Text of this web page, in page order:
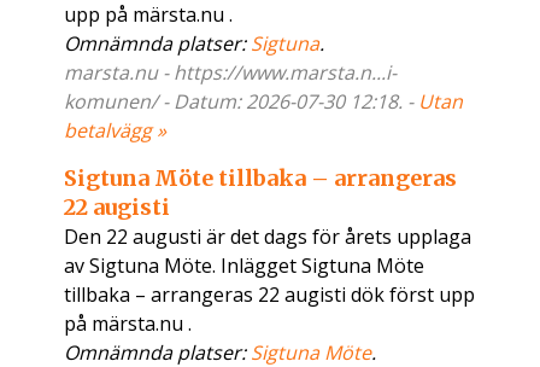
upp på märsta.nu .
Omnämnda platser:Sigtuna.
marsta.nu - https://www.marsta.n...i-
komunen/ - Datum: 2026-07-30 12:18. - Utan
betalvägg »
Sigtuna Möte tillbaka – arrangeras
22 augisti
Den 22 augusti är det dags för årets upplaga
av Sigtuna Möte. Inlägget Sigtuna Möte
tillbaka – arrangeras 22 augisti dök först upp
på märsta.nu .
Omnämnda platser:Sigtuna Möte.